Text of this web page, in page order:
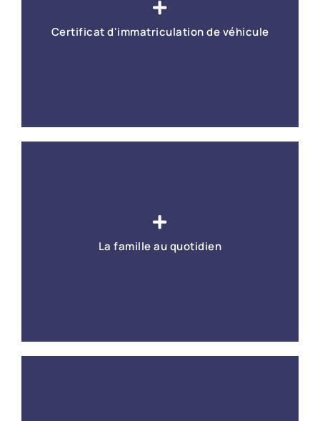
En savoir +
Certificat d'immatriculation de véhicule
démarches
En savoir +
La famille au quotidien